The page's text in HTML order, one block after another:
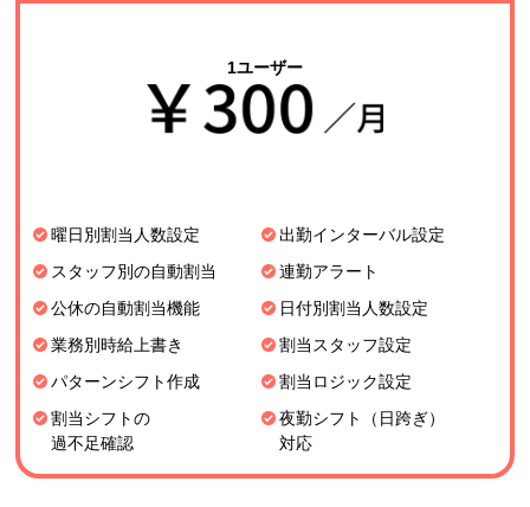
1ユーザー
曜日別割当人数設定 出勤インターバル設定
スタッフ別の自動割当 連勤アラート
公休の自動割当機能 日付別割当人数設定
業務別時給上書き 割当スタッフ設定
パターンシフト作成 割当ロジック設定
割当シフトの
過不足確認
夜勤シフト（日跨ぎ）
対応